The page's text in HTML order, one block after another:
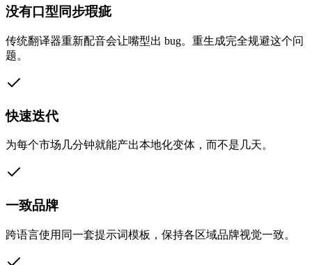
没有口型同步瑕疵
传统翻译器重新配音会让嘴型出 bug。重生成完全规避这个问
题。
快速迭代
为每个市场几分钟就能产出本地化变体，而不是几天。
一致品牌
跨语言使用同一套提示词模板，保持各区域品牌视觉一致。